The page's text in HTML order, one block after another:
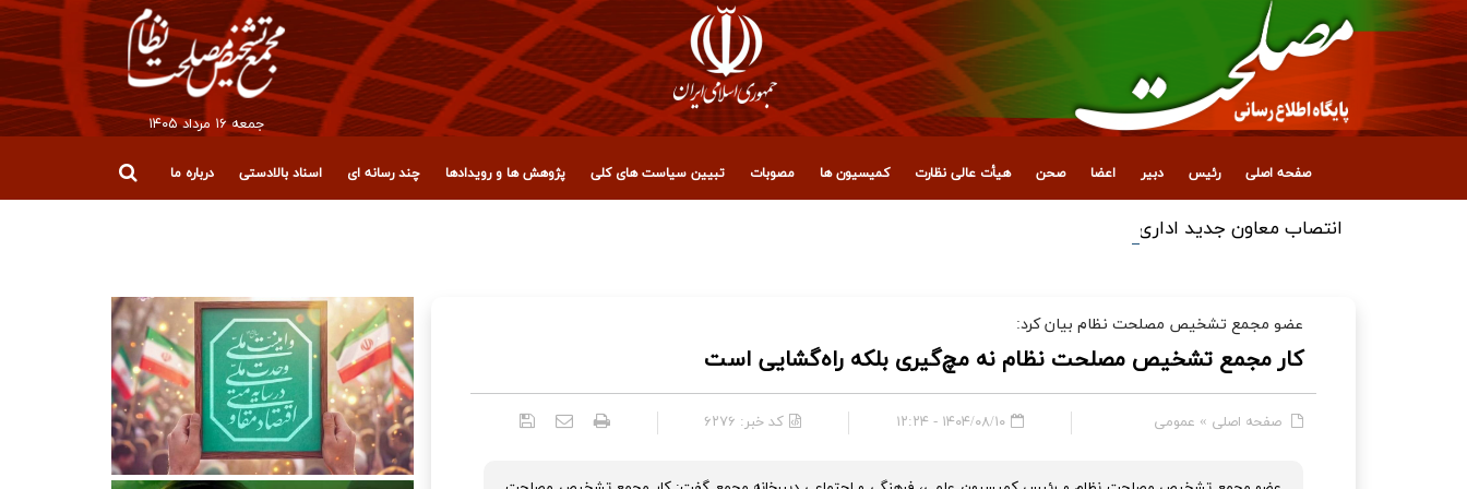
جمعه ۱۶ مرداد ۱۴۰۵
صفحه اصلی رئیس دبیر اعضا صحن هیأت عالی نظارت کمیسیون ها مصوبات تبیین سیاست های کلی پژوهش ها و رویدادها چند رسانه ای اسناد بالادستی درباره ما
انتصاب معاون جدید اداری، مالی و پشتیبانی مجمع تشخیص مصلحت نظام
عضو مجمع تشخیص مصلحت نظام بیان کرد:
کار مجمع تشخیص مصلحت نظام نه مچ‌گیری بلکه راه‌گشایی است
صفحه اصلی » عمومی ۱۴۰۴/۰۸/۱۰ - ۱۲:۲۴ کد خبر: ۶۲۷۶